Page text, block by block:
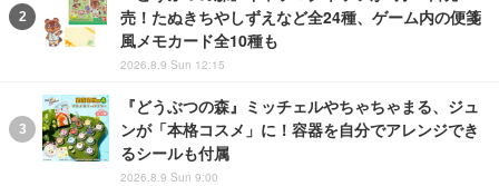
売！たぬきちやしずえなど全24種、ゲーム内の便箋
風メモカード全10種も
2026.8.9 Sun 12:15
『どうぶつの森』ミッチェルやちゃちゃまる、ジュ
ンが「本格コスメ」に！容器を自分でアレンジでき
るシールも付属
2026.8.9 Sun 9:00